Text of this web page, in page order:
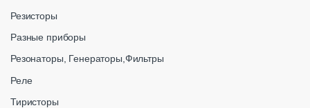
Резисторы
Разные приборы
Резонаторы, Генераторы,Фильтры
Реле
Тиристоры